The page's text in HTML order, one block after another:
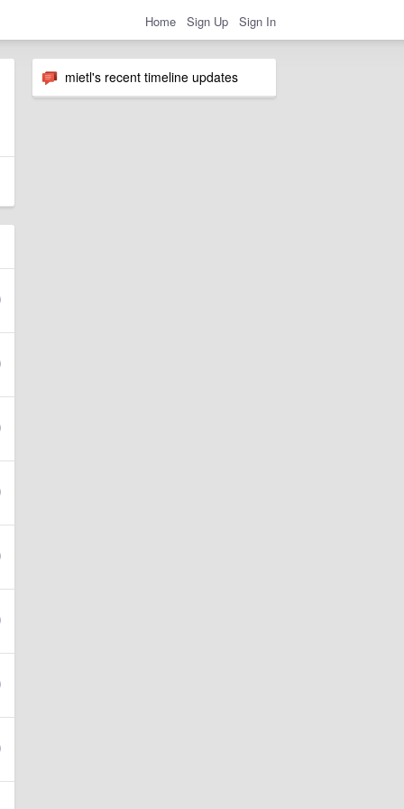
Home Sign Up Sign In
mietl's recent timeline updates